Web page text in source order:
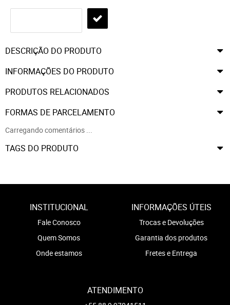
DESCRIÇÃO DO PRODUTO
INFORMAÇÕES DO PRODUTO
PRODUTOS RELACIONADOS
FORMAS DE PARCELAMENTO
Carregando comentários ...
TAGS DO PRODUTO
INSTITUCIONAL
Fale Conosco
Quem Somos
Onde estamos
INFORMAÇÕES ÚTEIS
Trocas e Devoluções
Garantia dos produtos
Fretes e Entrega
ATENDIMENTO